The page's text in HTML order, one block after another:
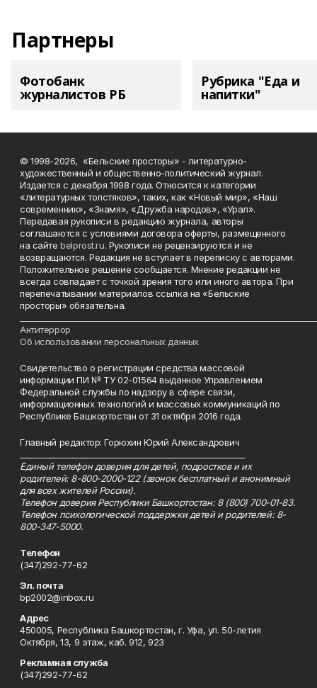
Партнеры
Фотобанк
журналистов РБ
Рубрика "Еда и
напитки"
© 1998-2026, «Бельские просторы» - литературно-
художественный и общественно-политический журнал.
Издается с декабря 1998 года. Относится к категории
«литературных толстяков», таких, как «Новый мир», «Наш
современник», «Знамя», «Дружба народов», «Урал».
Передавая рукописи в редакцию журнала, авторы
соглашаются с условиями договора оферты, размещенного
на сайтеbelprost.ru. Рукописи не рецензируются и не
возвращаются. Редакция не вступает в переписку с авторами.
Положительное решение сообщается. Мнение редакции не
всегда совпадает с точкой зрения того или иного автора. При
перепечатывании материалов ссылка на «Бельские
просторы» обязательна.
Антитеррор
Об использовании персональных данных
Свидетельство о регистрации средства массовой
информации ПИ № ТУ 02-01564 выданное Управлением
Федеральной службы по надзору в сфере связи,
информационных технологий и массовых коммуникаций по
Республике Башкортостан от 31 октября 2016 года.
Главный редактор: Горюхин Юрий Александрович
Единый телефон доверия для детей, подростков и их
родителей: 8-800-2000-122 (звонок бесплатный и анонимный
для всех жителей России).
Телефон доверия Республики Башкортостан: 8 (800) 700-01-83.
Телефон психологической поддержки детей и родителей: 8-
800-347-5000.
Телефон
(347)292-77-62
Эл. почта
bp2002@inbox.ru
Адрес
450005, Республика Башкортостан, г. Уфа, ул. 50-летия
Октября, 13, 9 этаж, каб. 912, 923
Рекламная служба
(347)292-77-62